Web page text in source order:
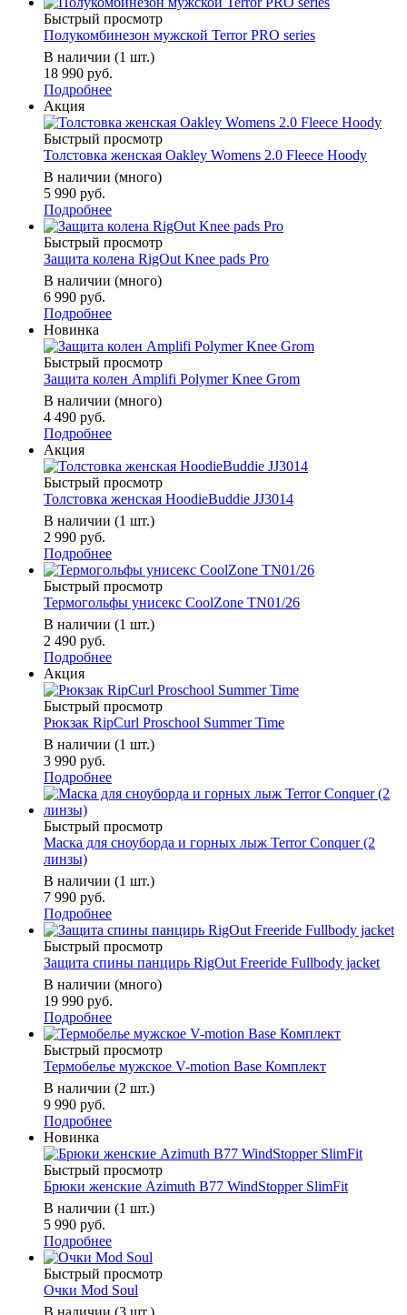
Быстрый просмотр
Полукомбинезон мужской Terror PRO series
В наличии (1 шт.)
18 990 руб.
Подробнее
Акция
Быстрый просмотр
Толстовка женская Oakley Womens 2.0 Fleece Hoody
В наличии (много)
5 990 руб.
Подробнее
Быстрый просмотр
Защита колена RigOut Knee pads Pro
В наличии (много)
6 990 руб.
Подробнее
Новинка
Быстрый просмотр
Защита колен Amplifi Polymer Knee Grom
В наличии (много)
4 490 руб.
Подробнее
Акция
Быстрый просмотр
Толстовка женская HoodieBuddie JJ3014
В наличии (1 шт.)
2 990 руб.
Подробнее
Быстрый просмотр
Термогольфы унисекс CoolZone TN01/26
В наличии (1 шт.)
2 490 руб.
Подробнее
Акция
Быстрый просмотр
Рюкзак RipCurl Proschool Summer Time
В наличии (1 шт.)
3 990 руб.
Подробнее
Быстрый просмотр
Маска для сноуборда и горных лыж Terror Conquer (2
линзы)
В наличии (1 шт.)
7 990 руб.
Подробнее
Быстрый просмотр
Защита спины панцирь RigOut Freeride Fullbody jacket
В наличии (много)
19 990 руб.
Подробнее
Быстрый просмотр
Термобелье мужское V-motion Base Комплект
В наличии (2 шт.)
9 990 руб.
Подробнее
Новинка
Быстрый просмотр
Брюки женские Azimuth B77 WindStopper SlimFit
В наличии (1 шт.)
5 990 руб.
Подробнее
Быстрый просмотр
Очки Mod Soul
В наличии (3 шт.)